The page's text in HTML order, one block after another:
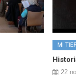
MI
22